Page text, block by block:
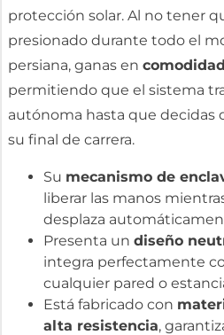
protección solar. Al no tener
presionado durante todo el
persiana, ganas en
permitiendo que el sistema
autónoma hasta que decidas
su final de carrera.
Su mecanismo de
liberar las manos
desplaza
Presenta undiseño
integra perfectamente
cualquier pared o
Está fabricado con
alta resistencia,